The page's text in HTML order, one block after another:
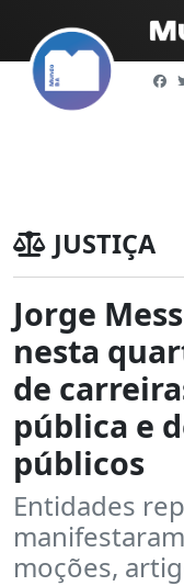
JUSTIÇA
Jorge
nesta
de
pública e
públicos
Entidades
moções,